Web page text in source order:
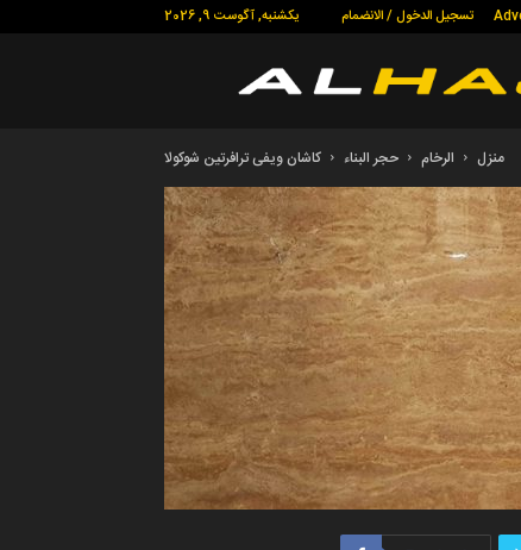
یکشنبه, آگوست 9, 2026 تسجيل الدخول / الانضمام
منزل الرخام حجر البناء كاشان ويفى ترافرتين شوكولا